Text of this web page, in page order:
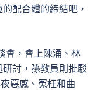
配合體的締結吧，
會，會上陳涌、林
討，孫教員則批駁
惡感、冤枉和曲